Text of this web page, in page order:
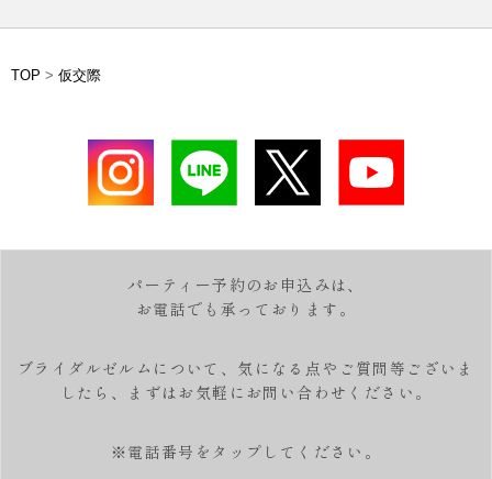
TOP > 仮交際
パーティー予約のお申込みは、
お電話でも承っております。
ブライダルゼルムについて、気になる点やご質問等ございま
したら、
まずはお気軽にお問い合わせください。
※電話番号をタップしてください。